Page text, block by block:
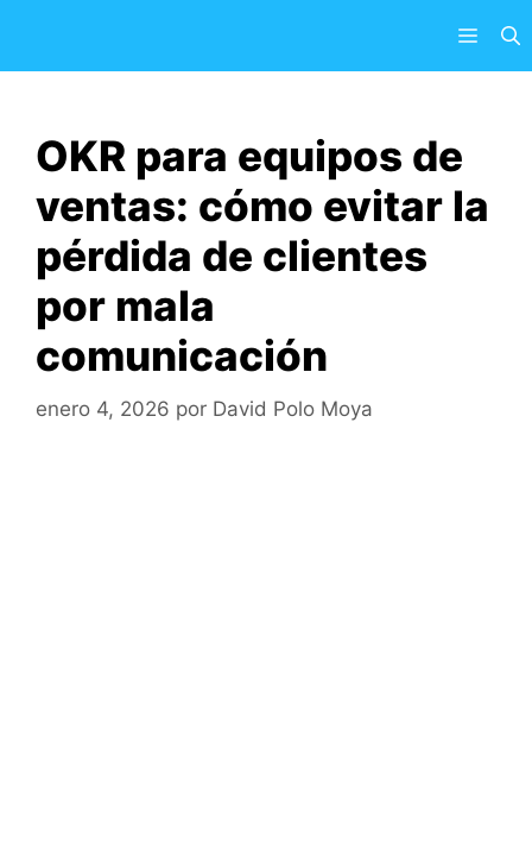
contenido
Menú
OKR para equipos de
ventas: cómo evitar la
pérdida de clientes
por mala
comunicación
enero 4, 2026 por David Polo Moya